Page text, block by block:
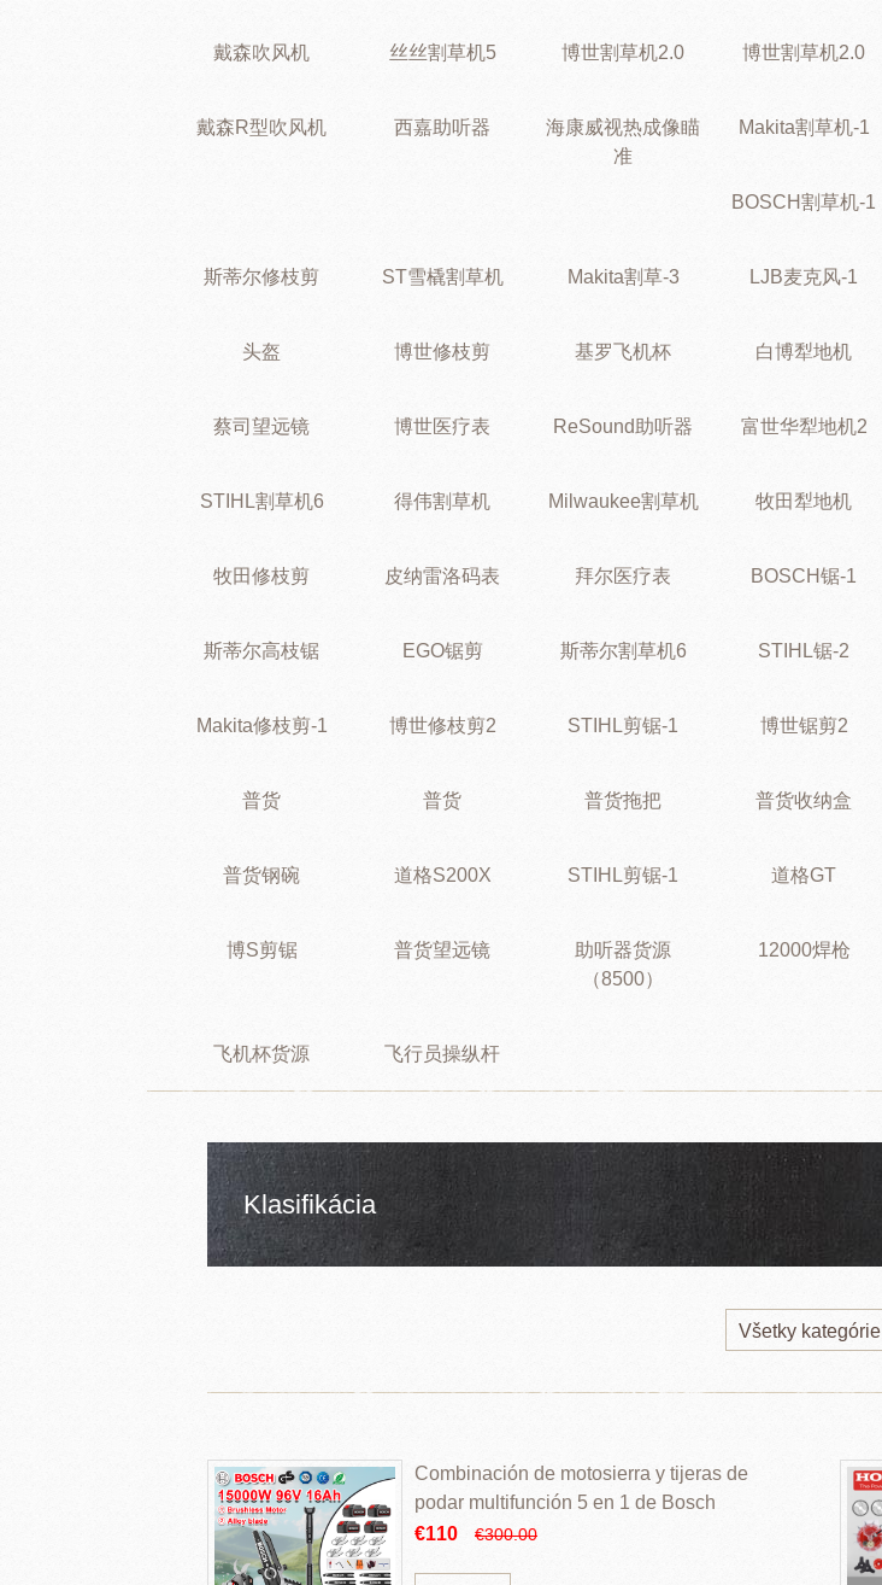
戴森吹风机 丝丝割草机5 博世割草机2.0 博世割草机2.0
戴森R型吹风机 西嘉助听器
海康威视热成像瞄
准
Makita割草机-1
BOSCH割草机-1
斯蒂尔修枝剪 ST雪橇割草机 Makita割草-3 LJB麦克风-1
头盔 博世修枝剪 基罗飞机杯 白博犁地机
蔡司望远镜 博世医疗表 ReSound助听器 富世华犁地机2
STIHL割草机6 得伟割草机 Milwaukee割草机 牧田犁地机
牧田修枝剪 皮纳雷洛码表 拜尔医疗表 BOSCH锯-1
斯蒂尔高枝锯 EGO锯剪 斯蒂尔割草机6 STIHL锯-2
Makita修枝剪-1 博世修枝剪2 STIHL剪锯-1 博世锯剪2
普货 普货 普货拖把 普货收纳盒
普货钢碗 道格S200X STIHL剪锯-1 道格GT
博S剪锯 普货望远镜
助听器货源
（8500）
12000焊枪
飞机杯货源 飞行员操纵杆
Klasifikácia
Všetky kategórie
Combinación de motosierra y tijeras de
podar multifunción 5 en 1 de Bosch
€110
€300.00